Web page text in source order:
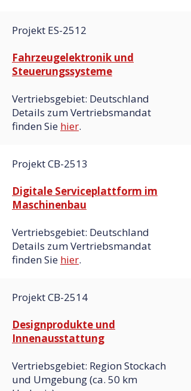
Projekt ES-2512
Fahrzeugelektronik und
Steuerungssysteme​​
Vertriebsgebiet: Deutschland
Details zum Vertriebsmandat
finden Sie hier.
Projekt CB-2513
Digitale Serviceplattform im
Maschinenbau
Vertriebsgebiet: Deutschland
Details zum Vertriebsmandat
finden Sie hier.
Projekt CB-2514
Designprodukte und
Innenausstattung
Vertriebsgebiet: Region Stockach
und Umgebung (ca. 50 km